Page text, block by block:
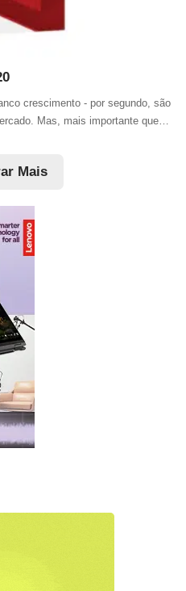
crescimento - por segundo, são
Mas, mais importante que…
Mais